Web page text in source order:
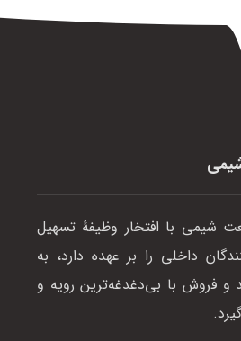
شیمی با افتخار وظیفهٔ تسهیل
داخلی را بر عهده دارد، به
و فروش با بی‌دغدغه‌ترین رویه و